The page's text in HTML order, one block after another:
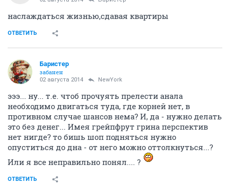
наслаждаться жизнью,сдавая квартиры
ОТВЕТИТЬ
Баристер
забанен
02 августа 2014 NewYоrk
эээ... ну... т.е. чтоб прочуять прелести анала
необходимо двигаться туда, где корней нет, в
противном случае шансов нема? И, да - нужно делать
это без денег... Имея грейпфрут грина перспектив
нет нигде? то бишь шоп подняться нужно
опуститься до дна - от него можно оттолкнуться...?
Или я все неправильно понял.... ?
ОТВЕТИТЬ